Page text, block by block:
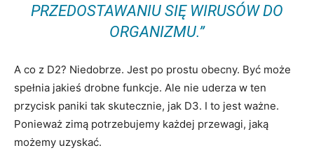
PRZEDOSTAWANIU SIĘ WIRUSÓW DO
ORGANIZMU.”
A co z D2? Niedobrze. Jest po prostu obecny. Być może
spełnia jakieś drobne funkcje. Ale nie uderza w ten
przycisk paniki tak skutecznie, jak D3. I to jest ważne.
Ponieważ zimą potrzebujemy każdej przewagi, jaką
możemy uzyskać.